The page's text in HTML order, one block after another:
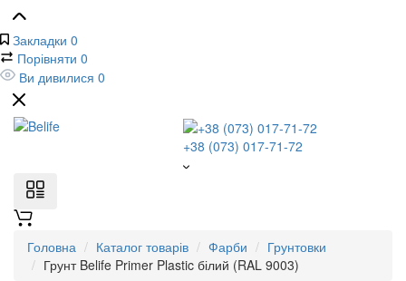
Закладки 0
Порівняти 0
Ви дивилися 0
+38 (073) 017-71-72
Головна Каталог товарів Фарби
Грунтовки
Грунт Belife Primer Plastic білий (RAL 9003)